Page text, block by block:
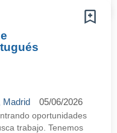
Madrid 05/06/2026
oportunidades
trabajo. Tenemos